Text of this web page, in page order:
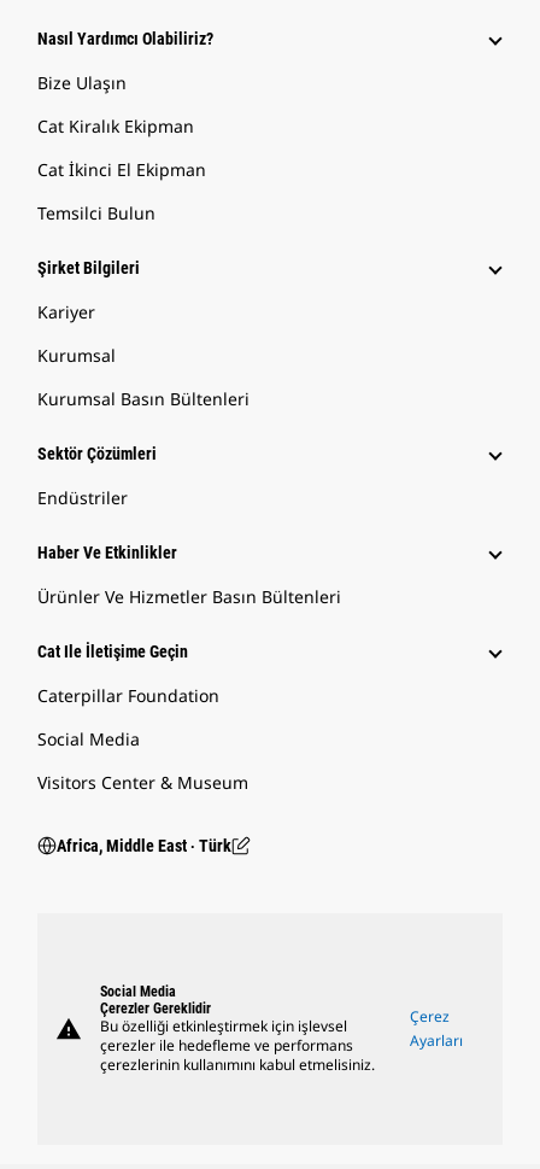
Nasıl Yardımcı Olabiliriz?
Bize Ulaşın
Cat Kiralık Ekipman
Cat İkinci El Ekipman
Temsilci Bulun
Şirket Bilgileri
Kariyer
Kurumsal
Kurumsal Basın Bültenleri
Sektör Çözümleri
Endüstriler
Haber Ve Etkinlikler
Ürünler Ve Hizmetler Basın Bültenleri
Cat Ile İletişime Geçin
Caterpillar Foundation
Social Media
Visitors Center & Museum
Africa, Middle East ‧ Türk
warning
Social Media
Çerezler Gereklidir
Bu özelliği etkinleştirmek için işlevsel
çerezler ile hedefleme ve performans
çerezlerinin kullanımını kabul etmelisiniz.
Çerez
Ayarları